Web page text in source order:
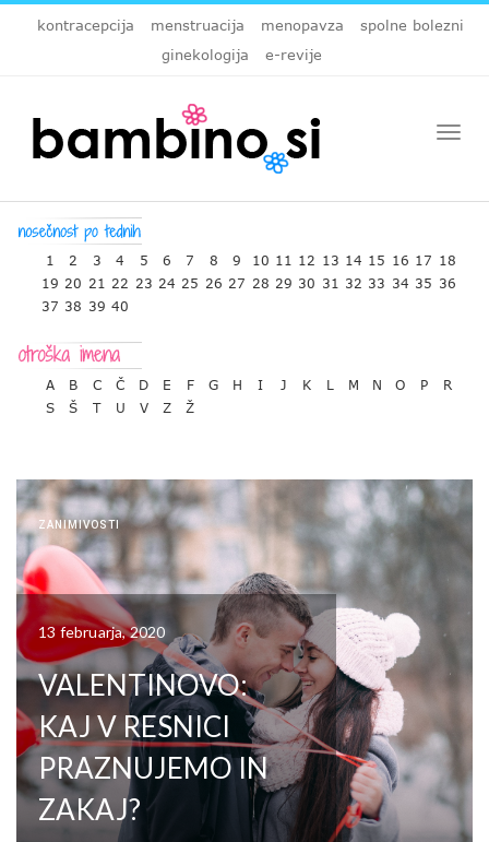
kontracepcija menstruacija menopavza
spolne bolezni
ginekologija
e-revije
1 2 3 4 5 6 7 8 9 10 11 12 13 14 15 16 17 18
19 20 21 22 23 24 25 26 27 28 29 30 31 32 33 34 35 36
37 38 39 40
A B C Č D E F G H I J K L M N O P
R
S
Š T U V Z Ž
ZANIMIVOSTI
13 februarja, 2020
VALENTINOVO:
KAJ V RESNICI
PRAZNUJEMO IN
ZAKAJ?